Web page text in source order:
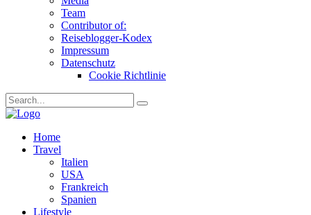
Team
Contributor of:
Reiseblogger-Kodex
Impressum
Datenschutz
Cookie Richtlinie
Home
Travel
Italien
USA
Frankreich
Spanien
Lifestyle